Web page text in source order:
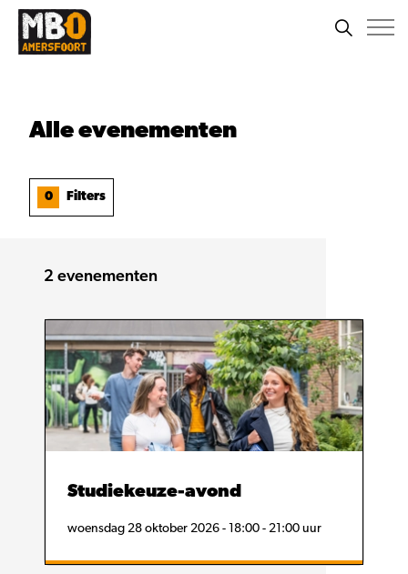
Alleevenementen
0 Filters
2 evenementen
Studiekeuze-avond
woensdag 28 oktober 2026 - 18:00 - 21:00 uur